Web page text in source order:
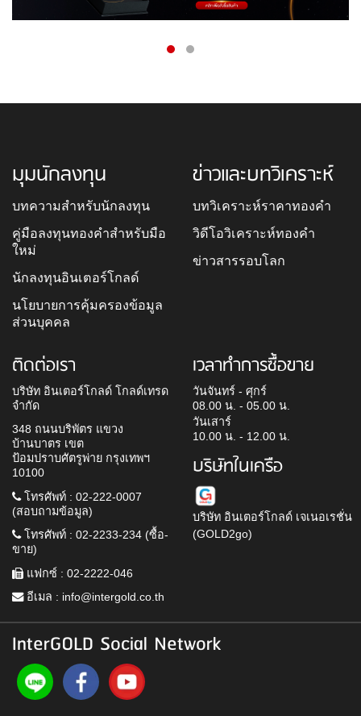
มุมนักลงทุน
บทความสำหรับนักลงทุน
คู่มือลงทุนทองคำสำหรับมือ
ใหม่
นักลงทุนอินเตอร์โกลด์
นโยบายการคุ้มครองข้อมูล
ส่วนบุคคล
ข่าวและบทวิเคราะห์
บทวิเคราะห์ราคาทองคำ
วิดีโอวิเคราะห์ทองคำ
ข่าวสารรอบโลก
ติดต่อเรา
บริษัท อินเตอร์โกลด์ โกลด์เทรด
จำกัด
348 ถนนบริพัตร แขวง
บ้านบาตร เขต
ป้อมปราบศัตรูพ่าย กรุงเทพฯ
10100
โทรศัพท์ : 02-222-0007
(สอบถามข้อมูล)
โทรศัพท์ : 02-2233-234 (ซื้อ-
ขาย)
แฟกซ์ : 02-2222-046
อีเมล : info@intergold.co.th
เวลาทำการซื้อขาย
วันจันทร์ - ศุกร์
08.00 น. - 05.00 น.
วันเสาร์
10.00 น. - 12.00 น.
บริษัทในเครือ
บริษัท อินเตอร์โกลด์ เจเนอเรชั่น
(GOLD2go)
InterGOLD Social Network